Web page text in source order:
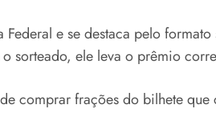
e se destaca pelo
sorteado, ele leva o prêmio
comprar frações do bilhete